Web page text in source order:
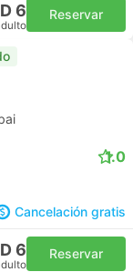
6 Reservar
1.0
Cancelación gratis
6 Reservar